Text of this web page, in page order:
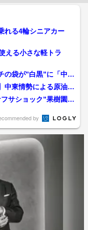
れる4輪シニアカー
える小さな軽トラ
の袋が”白黒”に「中東
中東情勢による原油不
サショック”果樹園や
by